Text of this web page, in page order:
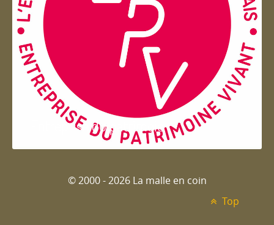
Entreprise du patrimoie
© 2000 - 2026 La malle en coin
Top